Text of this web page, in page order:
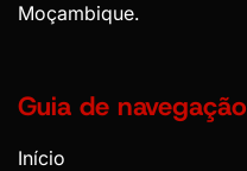
Moçambique.
Guia de navegação
Início